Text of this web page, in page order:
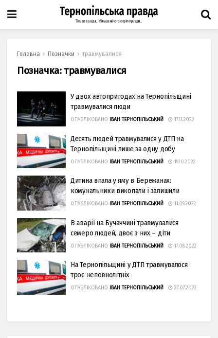
Головна Позначки травмувалися
Позначка:травмувалися
У двох автопригодах на Тернопільщині
травмувалися люди
ОПУБЛІКОВАНО ІВАН ТЕРНОПІЛЬСЬКИЙ 17.11.2022
Десять людей травмувалися у ДТП на
Тернопільщині лише за одну добу
ОПУБЛІКОВАНО ІВАН ТЕРНОПІЛЬСЬКИЙ 19.10.2022
Дитина впала у яму в Бережанах:
комунальники викопали і залишили
ОПУБЛІКОВАНО ІВАН ТЕРНОПІЛЬСЬКИЙ 11.09.2022
В аварії на Бучаччині травмувалися
семеро людей, двоє з них – діти
ОПУБЛІКОВАНО ІВАН ТЕРНОПІЛЬСЬКИЙ 17.08.2022
На Тернопільщині у ДТП травмувалося
троє неповнолітніх
ОПУБЛІКОВАНО ІВАН ТЕРНОПІЛЬСЬКИЙ 27.07.2022